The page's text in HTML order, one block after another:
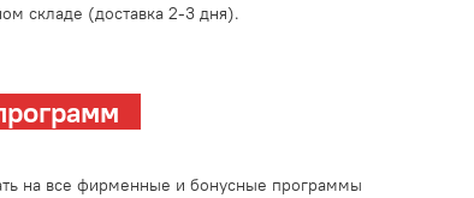
складе (доставка 2-3 дня).
на все фирменные и бонусные программы